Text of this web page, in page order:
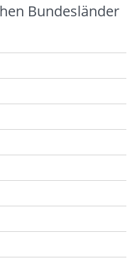
Bundesländer